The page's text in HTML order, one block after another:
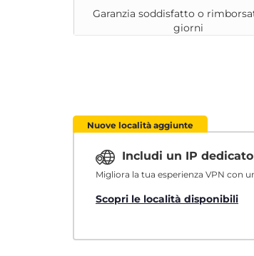
Garanzia soddisfatto o
giorni
Nuove località aggiunte
Includi un IP
Migliora la tua esperienza VPN con
Scopri le località disponibili